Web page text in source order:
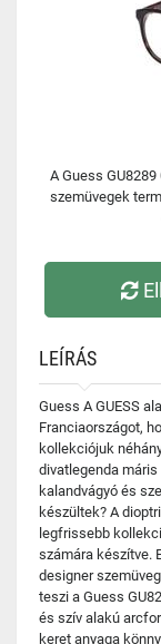
A Guess
szemüvegek
LEÍRÁS
Guess A GUESS
Franciaországot,
kollekciójuk
divatlegenda máris
kalandvágyó és
készültek? A
legfrissebb
számára készítve.
designer
teszi a Guess
és szív alakú
keret anyaga